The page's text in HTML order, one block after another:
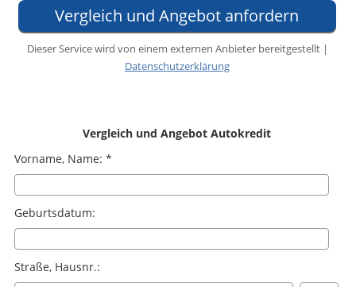
Vergleich und Angebot anfordern
Dieser Service wird von einem externen Anbieter bereitgestellt |
Datenschutzerklärung
Vergleich und Angebot Autokredit
Vorname, Name: *
Geburtsdatum:
Straße, Hausnr.: